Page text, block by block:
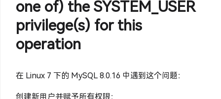
one of) the SYSTEM_USER
privilege(s) for this
operation
在 Linux 7 下的 MySQL 8.0.16 中遇到这个问题：
创建新用户并赋予所有权限：